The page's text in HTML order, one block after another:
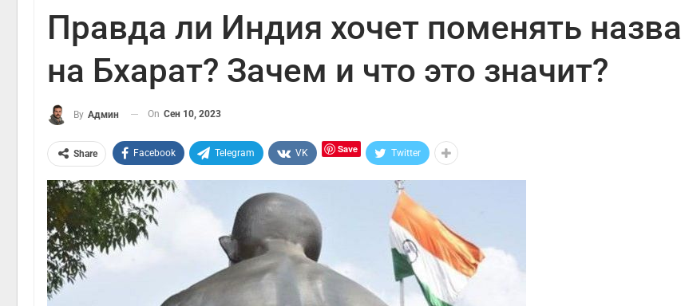
Правда ли Индия хочет поменять
на Бхарат? Зачем и что это значит?
By Админ On Сен 10, 2023
Share Facebook Telegram VK Save Twitter